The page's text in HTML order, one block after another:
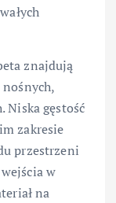
znajdują
gęstość
zakresie
przestrzeni
w
na